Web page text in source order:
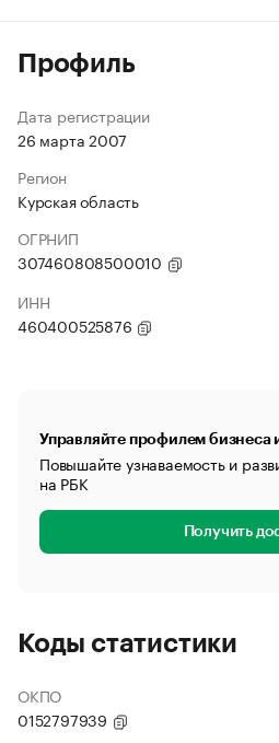
Профиль
Дата регистрации
26 марта 2007
Регион
Курская область
ОГРНИП
307460808500010
ИНН
460400525876
Управляйте профилем бизнеса
Повышайте узнаваемость и
на РБК
Получить
Коды статистики
ОКПО
0152797939